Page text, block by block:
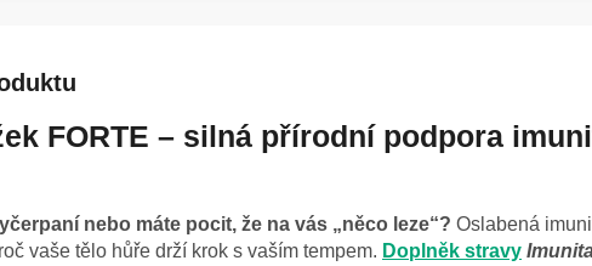
FORTE – silná přírodní podpora
nebo máte pocit, že na vás „něco leze“? Oslabená
vaše tělo hůře drží krok s vaším tempem. Doplněk stravy